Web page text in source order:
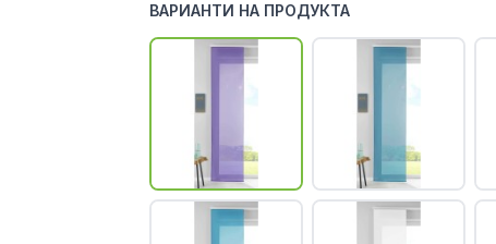
ВАРИАНТИ НА ПРОДУКТА